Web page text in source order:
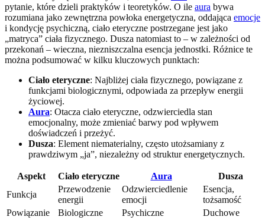
pytanie, które dzieli praktyków i teoretyków. O ile aura bywa
rozumiana jako zewnętrzna powłoka energetyczna, oddająca emocje
i kondycję psychiczną, ciało eteryczne postrzegane jest jako
„matryca” ciała fizycznego. Dusza natomiast to – w zależności od
przekonań – wieczna, niezniszczalna esencja jednostki. Różnice te
można podsumować w kilku kluczowych punktach:
Ciało eteryczne: Najbliżej ciała fizycznego, powiązane z
funkcjami biologicznymi, odpowiada za przepływ energii
życiowej.
Aura: Otacza ciało eteryczne, odzwierciedla stan
emocjonalny, może zmieniać barwy pod wpływem
doświadczeń i przeżyć.
Dusza: Element niematerialny, często utożsamiany z
prawdziwym „ja”, niezależny od struktur energetycznych.
Aspekt Ciało eteryczne Aura
Dusza
Funkcja
Przewodzenie
energii
Odzwierciedlenie
emocji
Esencja,
tożsamość
Powiązanie
Biologiczne Psychiczne
Duchowe